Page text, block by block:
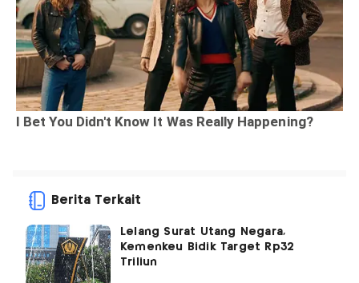
Berita Terkait
Lelang Surat Utang Negara,
Kemenkeu Bidik Target Rp32
Triliun